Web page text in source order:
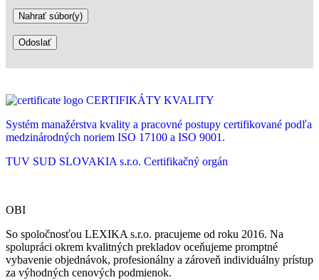
CERTIFIKÁTY KVALITY
Systém manažérstva kvality a pracovné postupy certifikované podľa
medzinárodných noriem ISO 17100 a ISO 9001.
TUV SUD SLOVAKIA s.r.o. Certifikačný orgán
OBI
So spoločnosťou LEXIKA s.r.o. pracujeme od roku 2016. Na
spolupráci okrem kvalitných prekladov oceňujeme promptné
vybavenie objednávok, profesionálny a zároveň individuálny prístup
za výhodných cenových podmienok.